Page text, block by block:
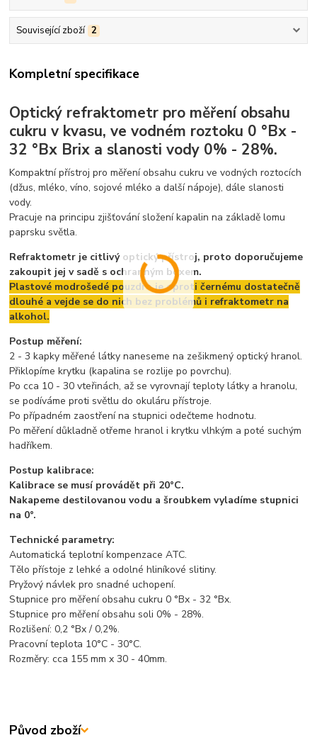
Související zboží 2
Kompletní specifikace
Optický refraktometr pro měření obsahu
cukru v kvasu, ve vodném roztoku 0 °Bx -
32 °Bx Brix a slanosti vody 0% - 28%.
Kompaktní přístroj pro měření obsahu cukru ve vodných roztocích
(džus, mléko, víno, sojové mléko a další nápoje), dále slanosti
vody.
Pracuje na principu zjišťování složení kapalin na základě lomu
paprsku světla.
Refraktometr je citlivý optický přístroj, proto doporučujeme
zakoupit jej v sadě s ochranným boxem.
Plastové modrošedé pouzdro je oproti černému dostatečně
dlouhé a vejde se do nich bez problémů i refraktometr na
alkohol.
Postup měření:
2 - 3 kapky měřené látky naneseme na zešikmený optický hranol.
Přiklopíme krytku (kapalina se rozlije po povrchu).
Po cca 10 - 30 vteřinách, až se vyrovnají teploty látky a hranolu,
se podíváme proti světlu do okuláru přístroje.
Po případném zaostření na stupnici odečteme hodnotu.
Po měření důkladně otřeme hranol i krytku vlhkým a poté suchým
hadříkem.
Postup kalibrace:
Kalibrace se musí provádět při 20°C.
Nakapeme destilovanou vodu a šroubkem vyladíme stupnici
na 0°.
Technické parametry:
Automatická teplotní kompenzace ATC.
Tělo přístoje z lehké a odolné hliníkové slitiny.
Pryžový návlek pro snadné uchopení.
Stupnice pro měření obsahu cukru 0 °Bx - 32 °Bx.
Stupnice pro měření obsahu soli 0% - 28%.
Rozlišení: 0,2 °Bx / 0,2%.
Pracovní teplota 10°C - 30°C.
Rozměry: cca 155 mm x 30 - 40mm.
Původ zboží